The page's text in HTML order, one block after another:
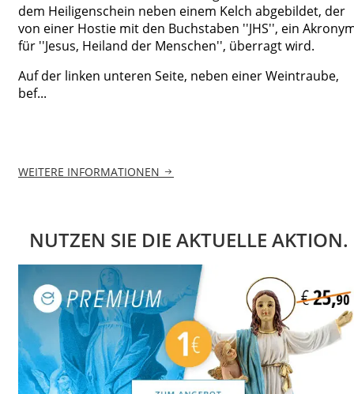
dem Heiligenschein neben einem Kelch abgebildet, der
von einer Hostie mit den Buchstaben ''JHS'', ein
für ''Jesus, Heiland der Menschen'', überragt wird.
Auf der linken unteren Seite, neben einer Weintraube,
bef...
WEITERE INFORMATIONEN
NUTZEN SIE DIE AKTUELLE AKTION.